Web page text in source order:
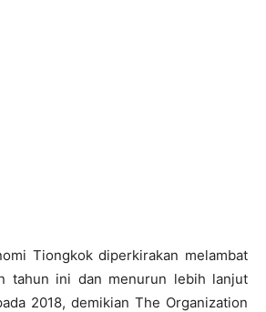
Tiongkok diperkirakan melambat
tahun ini dan menurun lebih lanjut
2018, demikian The Organization